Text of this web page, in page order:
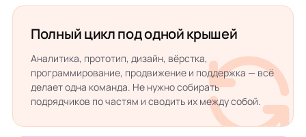
Полный цикл под одной крышей
Аналитика, прототип, дизайн, вёрстка,
программирование, продвижение и поддержка — всё
делает одна команда. Не нужно собирать
подрядчиков по частям и сводить их между собой.